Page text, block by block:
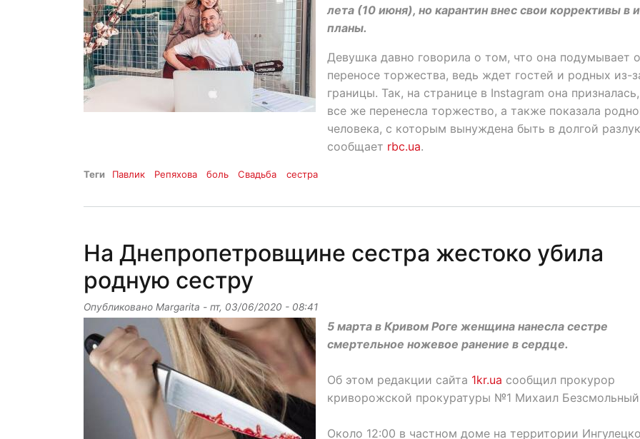
лета (10 июня), но карантин внес свои коррективы в
планы.
Девушка давно говорила о том, что она подумывает о
переносе торжества, ведь ждет гостей и родных из-
границы. Так, на странице в Instagram она
все же перенесла торжество, а также показала
человека, с которым вынуждена быть в долгой
сообщает rbc.ua.
Теги Павлик Репяхова боль Свадьба сестра
На Днепропетровщине сестра жестоко убила
родную сестру
Опубликовано Margarita - пт, 03/06/2020 - 08:41
5 марта в Кривом Роге женщина нанесла сестре
смертельное ножевое ранение в сердце.
Об этом редакции сайта 1kr.ua сообщил прокурор
криворожской прокуратуры №1 Михаил
Около 12:00 в частном доме на территории